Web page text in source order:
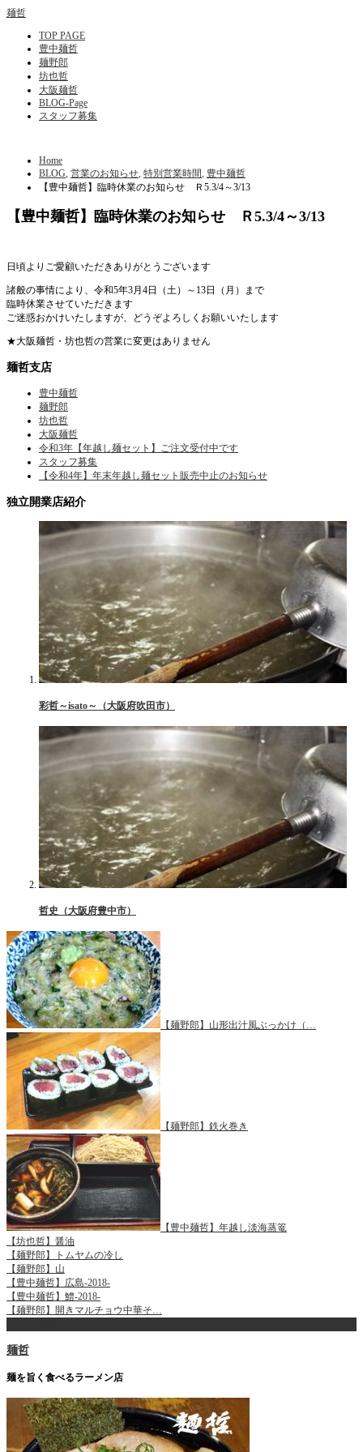
麺哲
TOP PAGE
豊中麺哲
麺野郎
坊也哲
大阪麺哲
BLOG-Page
スタッフ募集
Home
BLOG, 営業のお知らせ, 特別営業時間, 豊中麺哲
【豊中麺哲】臨時休業のお知らせ Ｒ5.3/4～3/13
【豊中麺哲】臨時休業のお知らせ Ｒ5.3/4～3/13
日頃よりご愛顧いただきありがとうございます
諸般の事情により、令和5年3月4日（土）～13日（月）まで
臨時休業させていただきます
ご迷惑おかけいたしますが、どうぞよろしくお願いいたします
★大阪麺哲・坊也哲の営業に変更はありません
麺哲支店
豊中麺哲
麺野郎
坊也哲
大阪麺哲
令和3年【年越し麺セット】ご注文受付中です
スタッフ募集
【令和4年】年末年越し麺セット販売中止のお知らせ
独立開業店紹介
彩哲～isato～（大阪府吹田市）
哲史（大阪府豊中市）
【麺野郎】山形出汁風ぶっかけ（…
【麺野郎】鉄火巻き
【豊中麺哲】年越し淡海蒸篭
【坊也哲】醤油
【麺野郎】トムヤムの冷し
【麺野郎】山
【豊中麺哲】広島-2018-
【豊中麺哲】鱧-2018-
【麺野郎】開きマルチョウ中華そ…
麺哲
麺を旨く食べるラーメン店